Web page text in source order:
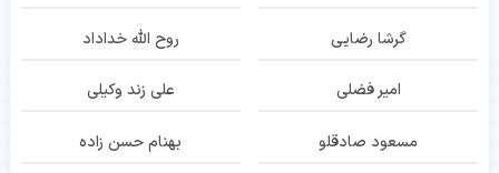
گرشا رضایی روح الله خداداد
امیر فضلی علی زند وکیلی
مسعود صادقلو بهنام حسن زاده